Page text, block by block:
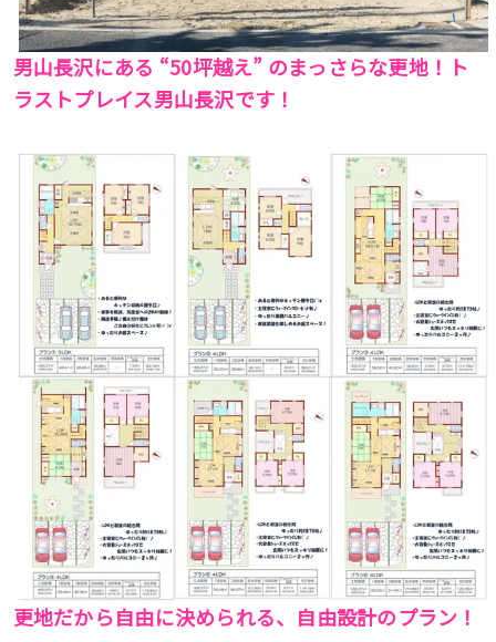
男山長沢にある “50坪越え” のまっさらな更地！ト
ラストプレイス男山長沢です！
更地だから自由に決められる、自由設計のプラン！